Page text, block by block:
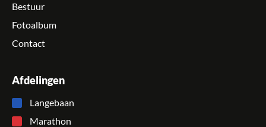
Bestuur
Fotoalbum
Contact
Afdelingen
Langebaan
Marathon